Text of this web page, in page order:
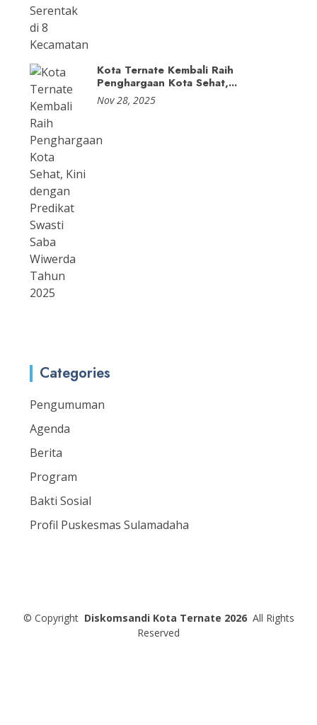
Kota Ternate Kembali Raih
Penghargaan Kota Sehat,...
Nov 28, 2025
Categories
Pengumuman
Agenda
Berita
Program
Bakti Sosial
Profil Puskesmas Sulamadaha
© Copyright Diskomsandi Kota Ternate 2026 All Rights
Reserved